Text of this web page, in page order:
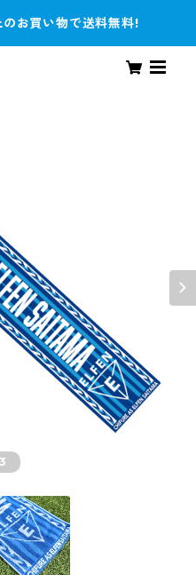
お買い物で送料無料!